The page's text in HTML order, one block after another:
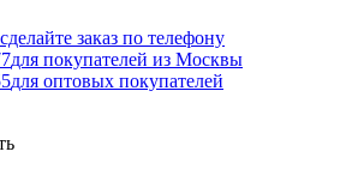
сделайте заказ по телефону
для покупателей из Москвы
для оптовых покупателей